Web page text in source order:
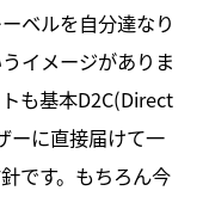
ベルを自分達なり
イメージがありま
も基本D2C(Direct
ーに直接届けて一
です。もちろん今